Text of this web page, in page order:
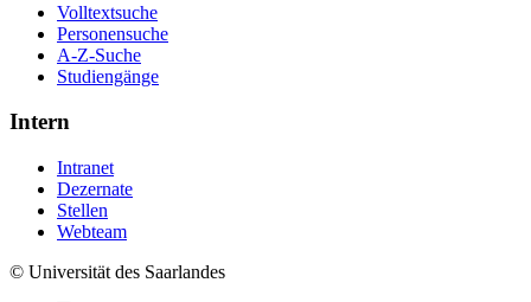
Volltextsuche
Personensuche
A-Z-Suche
Studiengänge
Intern
Intranet
Dezernate
Stellen
Webteam
© Universität des Saarlandes